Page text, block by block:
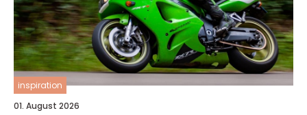
inspiration
01. August 2026